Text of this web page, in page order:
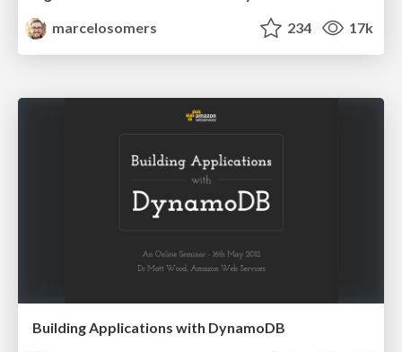
marcelosomers
234 17k
Building Applications with DynamoDB